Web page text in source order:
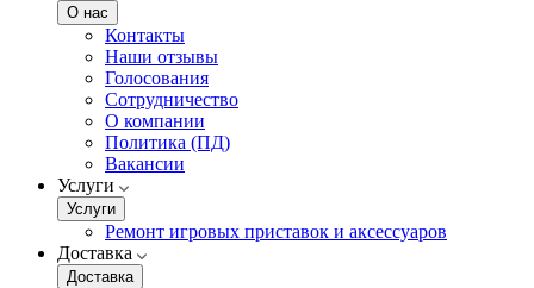
О нас
Контакты
Наши отзывы
Голосования
Сотрудничество
О компании
Политика (ПД)
Вакансии
Услуги
Услуги
Ремонт игровых приставок и аксессуаров
Доставка
Доставка